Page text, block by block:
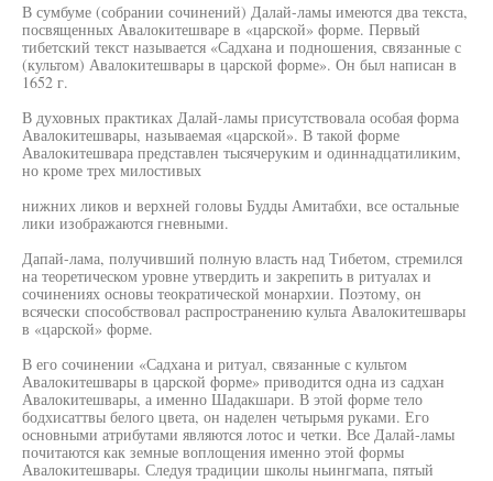
В сумбуме (собрании сочинений) Далай-ламы имеются два текста,
посвященных Авалокитешваре в «царской» форме. Первый
тибетский текст называется «Садхана и подношения, связанные с
(культом) Авалокитешвары в царской форме». Он был написан в
1652 г.
В духовных практиках Далай-ламы присутствовала особая форма
Авалокитешвары, называемая «царской». В такой форме
Авалокитешвара представлен тысячеруким и одиннадцатиликим,
но кроме трех милостивых
нижних ликов и верхней головы Будды Амитабхи, все остальные
лики изображаются гневными.
Дапай-лама, получивший полную власть над Тибетом, стремился
на теоретическом уровне утвердить и закрепить в ритуалах и
сочинениях основы теократической монархии. Поэтому, он
всячески способствовал распространению культа Авалокитешвары
в «царской» форме.
В его сочинении «Садхана и ритуал, связанные с культом
Авалокитешвары в царской форме» приводится одна из садхан
Авалокитешвары, а именно Шадакшари. В этой форме тело
бодхисаттвы белого цвета, он наделен четырьмя руками. Его
основными атрибутами являются лотос и четки. Все Далай-ламы
почитаются как земные воплощения именно этой формы
Авалокитешвары. Следуя традиции школы ньингмапа, пятый